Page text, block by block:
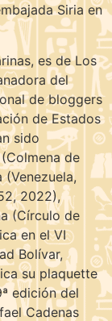
Siria en
es de Los
del
de bloggers
de Estados
sido
de
2022),
(Círculo de
en el VI
Bolívar,
su plaquette
edición del
Cadenas